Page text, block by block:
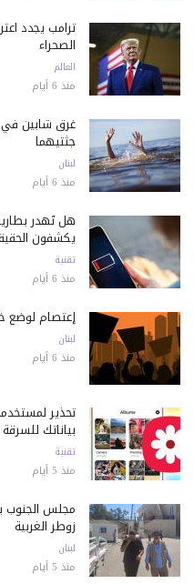
ترامب يجدد
الصحراء
العالم
منذ 6 أيام
غرق شابين في
جثتيهما
لبنان
منذ 6 أيام
هل تُهدر
يكشفون
تقنية
منذ 6 أيام
إعتصام لوضع
لبنان
منذ 6 أيام
تحذير
بياناتك للسرقة
تقنية
منذ 5 أيام
مجلس الجنوب
زوطر الغربية
لبنان
منذ 5 أيام